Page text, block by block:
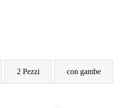
2 Pezzi con gambe